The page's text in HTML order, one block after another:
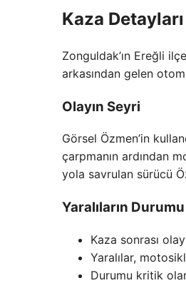
Kaza Detayları
Zonguldak’ın Ereğli
arkasından gelen
Olayın Seyri
Görsel Özmen’in
çarpmanın ardından
yola savrulan sürücü
Yaralıların Durumu
Kaza sonrası
Yaralılar,
Durumu kritik